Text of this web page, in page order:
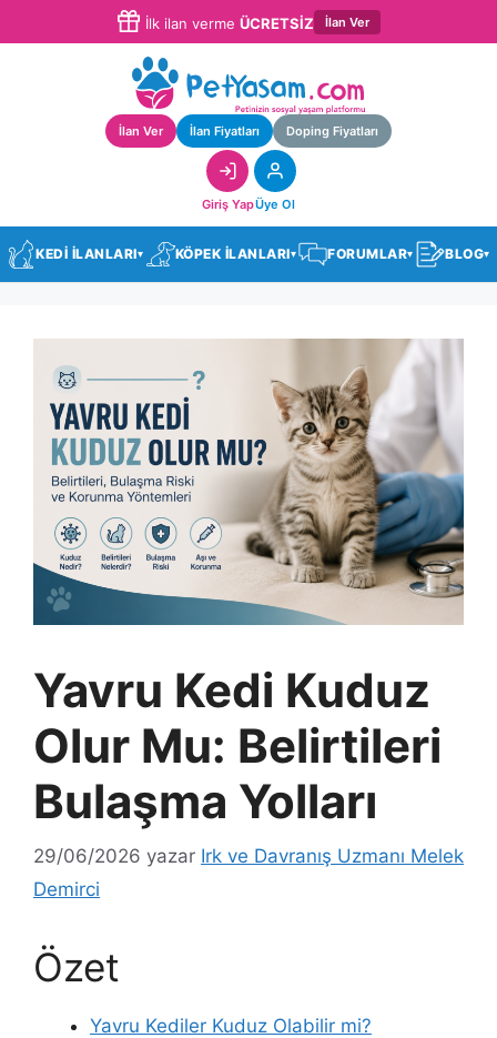
İlk ilan verme ÜCRETSİZ İlan Ver
İlan Ver İlan Fiyatları Doping Fiyatları
Giriş YapÜye Ol
KEDİ İLANLARI▾ KÖPEK İLANLARI▾ FORUMLAR▾ BLOG▾
Yavru Kedi Kuduz
Olur Mu: Belirtileri
Bulaşma Yolları
29/06/2026 yazar Irk ve Davranış Uzmanı Melek
Demirci
Özet
Yavru Kediler Kuduz Olabilir mi?